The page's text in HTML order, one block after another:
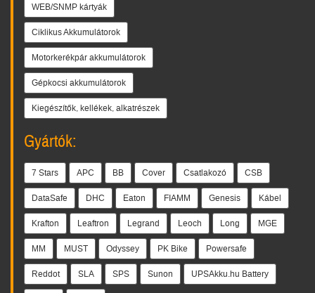
WEB/SNMP kártyák
Ciklikus Akkumulátorok
Motorkerékpár akkumulátorok
Gépkocsi akkumulátorok
Kiegészítők, kellékek, alkatrészek
Gyártók:
7 Stars APC BB Cover Csatlakozó CSB
DataSafe DHC Eaton FIAMM Genesis Kábel
Krafton Leaftron Legrand Leoch Long MGE
MM MUST Odyssey PK Bike Powersafe
Reddot SLA SPS Sunon UPSAkku.hu Battery